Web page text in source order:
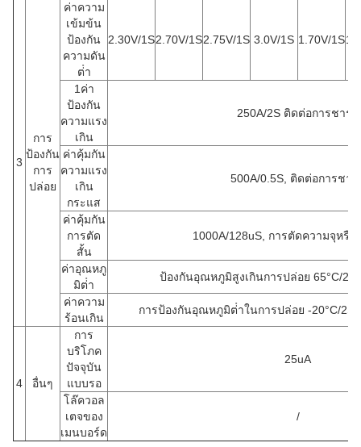
3
การ
ป้องกัน
การ
ปล่อย
ค่าความ
เข้มข้น
ป้องกัน
ความดัน
ต่ํา
2.30V/1S2.70V/1S2.75V/1S 3.0V/1S 1.70V/1S
1ค่า
ป้องกัน
ความแรง
เกิน
250A/2S ติดต่อการชาร์จ
ค่าคุ้มกัน
ความแรง
เกิน
กระแส
500A/0.5S, ติดต่อการชาร์
ค่าคุ้มกัน
การตัด
สั้น
1000A/128uS, การตัดความจุหรือ
ค่าอุณหภู
มิต่ํา
ป้องกันอุณหภูมิสูงเกินการปล่อย 65°C/2S,
ค่าความ
ร้อนเกิน
การป้องกันอุณหภูมิต่ําในการปล่อย -20°C/2S,
4 อื่นๆ
การ
บริโภค
ปัจจุบัน
แบบรอ
25uA
โล๊ควอล
เตจของ
เมนบอร์ด
/